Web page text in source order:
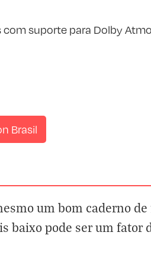
suporte para Dolby
Brasil
um bom caderno
baixo pode ser um fator